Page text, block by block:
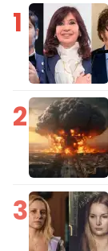
1
2
3